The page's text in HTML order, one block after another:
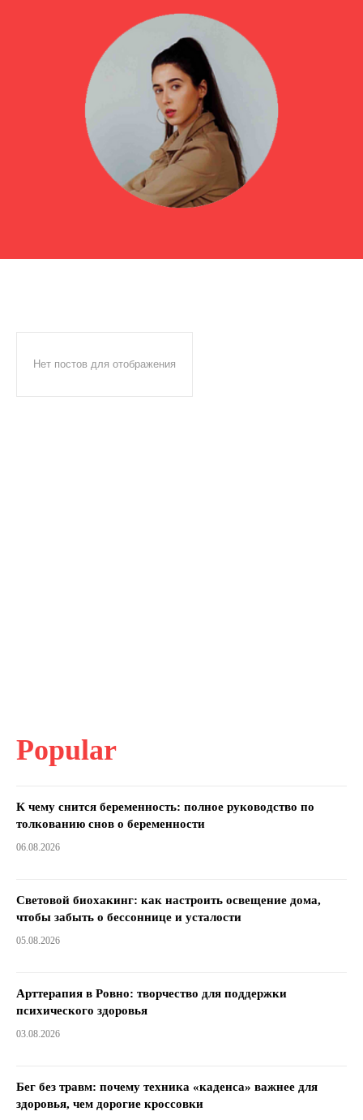
Нет постов для отображения
Popular
К чему снится беременность: полное руководство по
толкованию снов о беременности
06.08.2026
Световой биохакинг: как настроить освещение дома,
чтобы забыть о бессоннице и усталости
05.08.2026
Арттерапия в Ровно: творчество для поддержки
психического здоровья
03.08.2026
Бег без травм: почему техника «каденса» важнее для
здоровья, чем дорогие кроссовки